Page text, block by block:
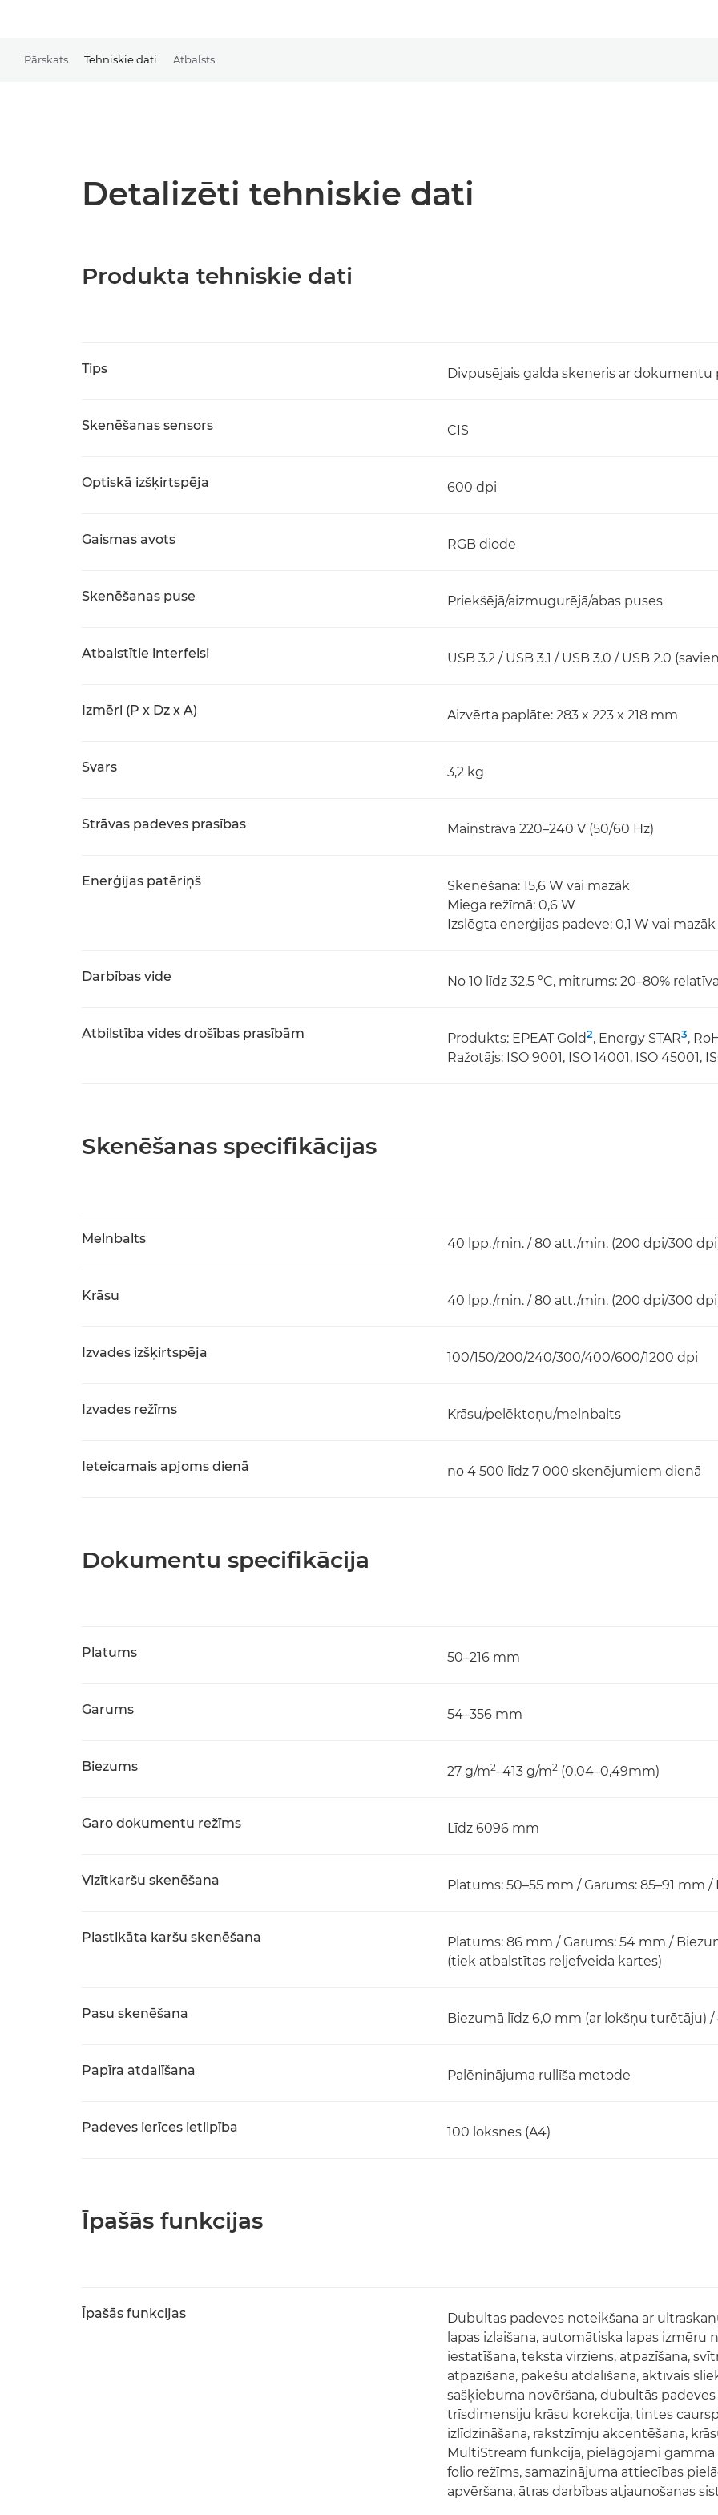
Pārskats Tehniskie dati Atbalsts
Detalizēti tehniskie dati
Produkta tehniskie dati
Tips Divpusējais galda skeneris ar dokumentu
Skenēšanas sensors CIS
Optiskā izšķirtspēja 600 dpi
Gaismas avots RGB diode
Skenēšanas puse Priekšējā/aizmugurējā/abas puses
Atbalstītie interfeisi USB 3.2 / USB 3.1 / USB 3.0 / USB 2.0
Izmēri (P x Dz x A) Aizvērta paplāte: 283 x 223 x 218 mm
Svars 3,2 kg
Strāvas padeves prasības Maiņstrāva 220–240 V (50/60 Hz)
Enerģijas patēriņš
Skenēšana: 15,6 W vai mazāk
Miega režīmā: 0,6 W
Izslēgta enerģijas padeve: 0,1 W vai mazāk
Darbības vide No 10 līdz 32,5 °C, mitrums: 20–80%
Atbilstība vides drošības prasībām Produkts: EPEAT Gold2, Energy STAR3,
Ražotājs: ISO 9001, ISO 14001, ISO 45001,
Skenēšanas specifikācijas
Melnbalts 40 lpp./min. / 80 att./min. (200 dpi/300
Krāsu 40 lpp./min. / 80 att./min. (200 dpi/300
Izvades izšķirtspēja 100/150/200/240/300/400/600/1200 dpi
Izvades režīms Krāsu/pelēktoņu/melnbalts
Ieteicamais apjoms dienā no 4 500 līdz 7 000 skenējumiem dienā
Dokumentu specifikācija
Platums 50–216 mm
Garums 54–356 mm
Biezums 27 g/m2–413 g/m2 (0,04–0,49mm)
Garo dokumentu režīms Līdz 6096 mm
Vizītkaršu skenēšana Platums: 50–55 mm / Garums: 85–91 mm /
Plastikāta karšu skenēšana
Platums: 86 mm / Garums: 54 mm /
(tiek atbalstītas reljefveida kartes)
Pasu skenēšana Biezumā līdz 6,0 mm (ar lokšņu turētāju)
Papīra atdalīšana Palēninājuma rullīša metode
Padeves ierīces ietilpība 100 loksnes (A4)
Īpašās funkcijas
Īpašās funkcijas
Dubultas padeves noteikšana ar
lapas izlaišana, automātiska lapas
iestatīšana, teksta virziens, atpazīšana,
atpazīšana, pakešu atdalīšana, aktīvais
sašķiebuma novēršana, dubultās
trīsdimensiju krāsu korekcija, tintes
izlīdzināšana, rakstzīmju akcentēšana,
MultiStream funkcija, pielāgojami
folio režīms, samazinājuma attiecības
apvēršana, ātras darbības atjaunošanas